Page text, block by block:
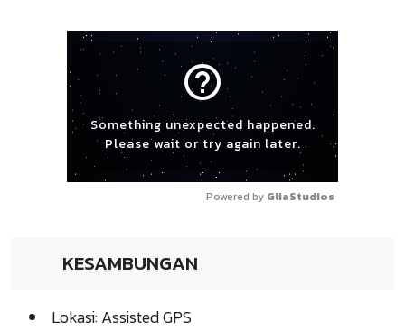
help_outline
Something unexpected happened.
Please wait or try again later.
Powered by GliaStudios
KESAMBUNGAN
Lokasi: Assisted GPS